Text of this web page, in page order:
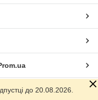
до 20.08.2026.